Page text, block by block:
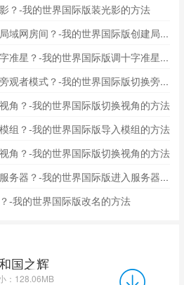
？-我的世界国际版装光影的方法
我的世界国际版怎么创建局域网房间？-我的世界国际版创建局域网房间的方法
我的世界国际版怎么调十字准星？-我的世界国际版调十字准星的方法
我的世界国际版怎么切换旁观者模式？-我的世界国际版切换旁观者模式的方法
角？-我的世界国际版切换视角的方法
组？-我的世界国际版导入模组的方法
角？-我的世界国际版切换视角的方法
我的世界国际版怎么进入服务器？-我的世界国际版进入服务器的方法
-我的世界国际版改名的方法
国之辉
：128.06MB